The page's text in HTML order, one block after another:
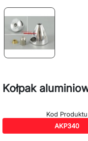
Kołpak
Kod Produktu
AKP340